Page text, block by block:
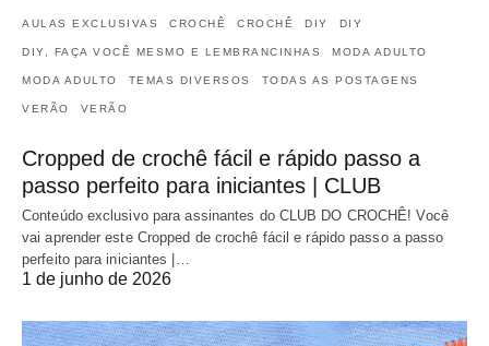
AULAS EXCLUSIVAS CROCHÊ CROCHÊ DIY DIY
DIY, FAÇA VOCÊ MESMO E LEMBRANCINHAS MODA ADULTO
MODA ADULTO TEMAS DIVERSOS TODAS AS POSTAGENS
VERÃO VERÃO
Cropped de crochê fácil e rápido passo a
passo perfeito para iniciantes | CLUB
Conteúdo exclusivo para assinantes do CLUB DO CROCHÊ! Você
vai aprender este Cropped de crochê fácil e rápido passo a passo
perfeito para iniciantes |…
1 de junho de 2026